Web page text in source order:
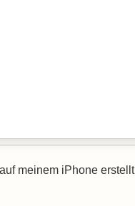
meinem iPhone erstellt